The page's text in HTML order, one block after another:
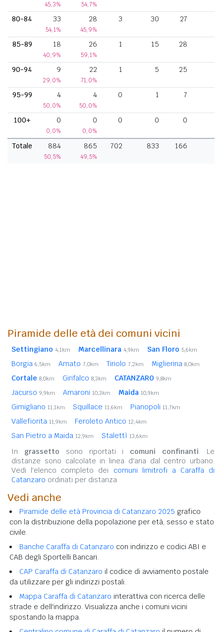
45,3% 54,7%
80-84 33
54,1%
28
45,9%
3 30 27
85-89 18
40,9%
26
59,1%
1 15 28
90-94 9
29,0%
22
71,0%
1 5 25
95-99 4
50,0%
4
50,0%
0 1 7
100+ 0
0,0%
0
0,0%
0 0 0
Totale 884
50,5%
865
49,5%
702 833 166
Piramide delle età dei comuni vicini
Settingiano 4,1km Marcellinara 4,9km San Floro 5,6km
Borgia 6,5km Amato 7,0km Tiriolo 7,2km Miglierina 8,0km
Cortale 8,0km Girifalco 8,3km CATANZARO 9,8km
Jacurso 9,9km Amaroni 10,3km Maida 10,9km
Gimigliano 11,1km Squillace 11,6km Pianopoli 11,7km
Vallefiorita 11,9km Feroleto Antico 12,4km
San Pietro a Maida 12,9km Stalettì 13,6km
In grassetto sono riportati i comuni confinanti. Le
distanze sono calcolate in linea d'aria dal centro urbano.
Vedi l'elenco completo dei comuni limitrofi a Caraffa di
Catanzaro ordinati per distanza.
Vedi anche
Piramide delle età Provincia di Catanzaro 2025 grafico
con la distribuzione della popolazione per età, sesso e stato
civile.
Banche Caraffa di Catanzaro con indirizzo e codici ABI e
CAB degli Sportelli Bancari.
CAP Caraffa di Catanzaro il codice di avviamento postale
da utilizzare per gli indirizzi postali.
Mappa Caraffa di Catanzaro interattiva con ricerca delle
strade e dell'indirizzo. Visualizza anche i comuni vicini
spostando la mappa.